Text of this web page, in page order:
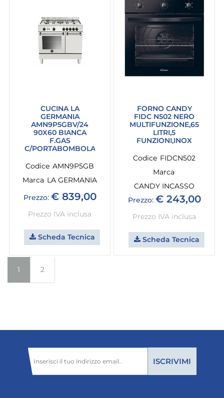
CUCINA LA
GERMANIA
AMN9P5GBV/24
90X60 BIANCA
F.GAS
C/PORTABOMBOLA
Codice AMN9P5GB
Marca LA GERMANIA
Prezzo: € 839,00
Prezzo IVA inclusa
Scheda Tecnica
FORNO CANDY
FIDC N502 NERO
MULTIFUNZIONE,65
LITRI,5
FUNZIONI,INOX
Codice FIDCN502
Marca
CANDY INCASSO
Prezzo: € 243,00
Prezzo IVA inclusa
Scheda Tecnica
1 2